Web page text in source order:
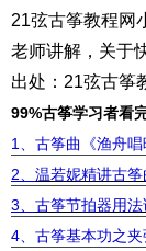
21弦古筝教程网
老师讲解，关于
出处：21弦古筝
99%古筝学习者看
1、 古筝曲《渔舟
2、 温若妮精讲古
3、 古筝节拍器用
4、古筝基本功之